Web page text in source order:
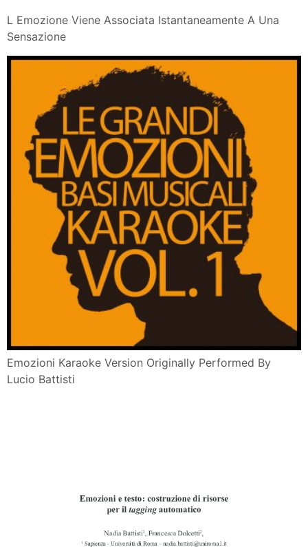
L Emozione Viene Associata Istantaneamente A Una
Sensazione
Emozioni Karaoke Version Originally Performed By
Lucio Battisti